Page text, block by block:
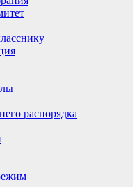
распорядка